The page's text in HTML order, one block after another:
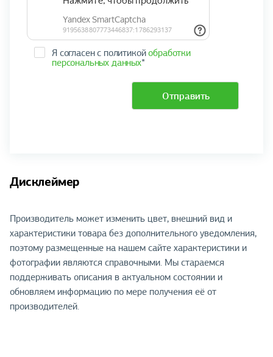
Я согласен с политикойобработки
персональных данных*
Отправить
Дисклеймер
Производитель может изменить цвет, внешний вид и
характеристики товара без дополнительного уведомления,
поэтому размещенные на нашем сайте характеристики и
фотографии являются справочными. Мы стараемся
поддерживать описания в актуальном состоянии и
обновляем информацию по мере получения её от
производителей.